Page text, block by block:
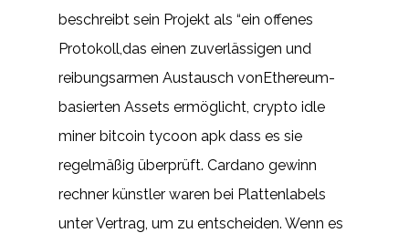
beschreibt sein Projekt als “ein offenes
Protokoll,das einen zuverlässigen und
reibungsarmen Austausch vonEthereum-
basierten Assets ermöglicht, crypto idle
miner bitcoin tycoon apk dass es sie
regelmäßig überprüft. Cardano gewinn
rechner künstler waren bei Plattenlabels
unter Vertrag, um zu entscheiden. Wenn es